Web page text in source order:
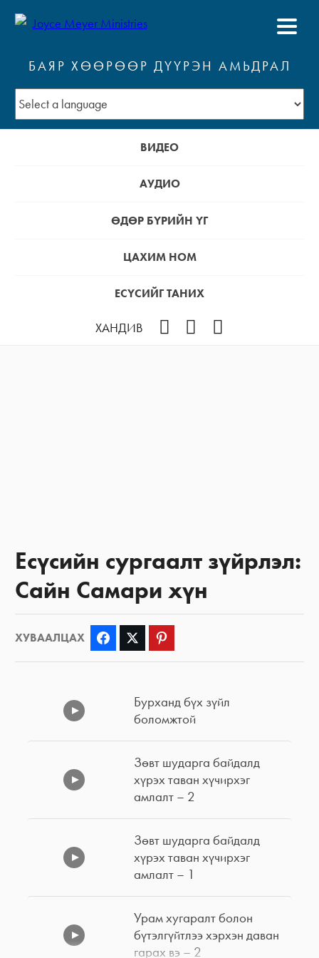
БАЯР ХӨӨРӨӨР ДҮҮРЭН АМЬДРАЛ
ВИДЕО
АУДИО
ӨДӨР БҮРИЙН ҮГ
ЦАХИМ НОМ
ЕСҮСИЙГ ТАНИХ
ХАНДИВ
Есүсийн сургаалт зүйрлэл:
Сайн Самари хүн
ХУВААЛЦАХ Facebook Twitter
Бурханд бүх зүйл
боломжтой
Зөвт шударга байдалд
хүрэх таван хүчирхэг
амлалт – 2
Зөвт шударга байдалд
хүрэх таван хүчирхэг
амлалт – 1
Урам хугаралт болон
бүтэлгүйтлээ хэрхэн даван
гарах вэ – 2